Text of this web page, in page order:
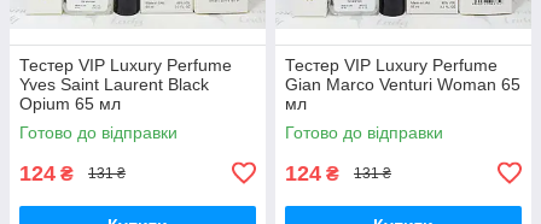
Тестер VIP Luxury Perfume
Yves Saint Laurent Black
Opium 65 мл
Готово до відправки
124 ₴ 131 ₴
Тестер VIP Luxury Perfume
Gian Marco Venturi Woman 65
мл
Готово до відправки
124 ₴ 131 ₴